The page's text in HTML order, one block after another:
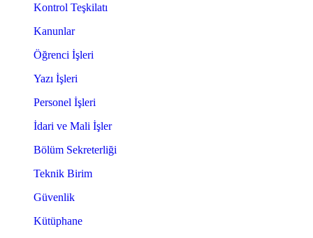
Kontrol Teşkilatı
Kanunlar
Öğrenci İşleri
Yazı İşleri
Personel İşleri
İdari ve Mali İşler
Bölüm Sekreterliği
Teknik Birim
Güvenlik
Kütüphane